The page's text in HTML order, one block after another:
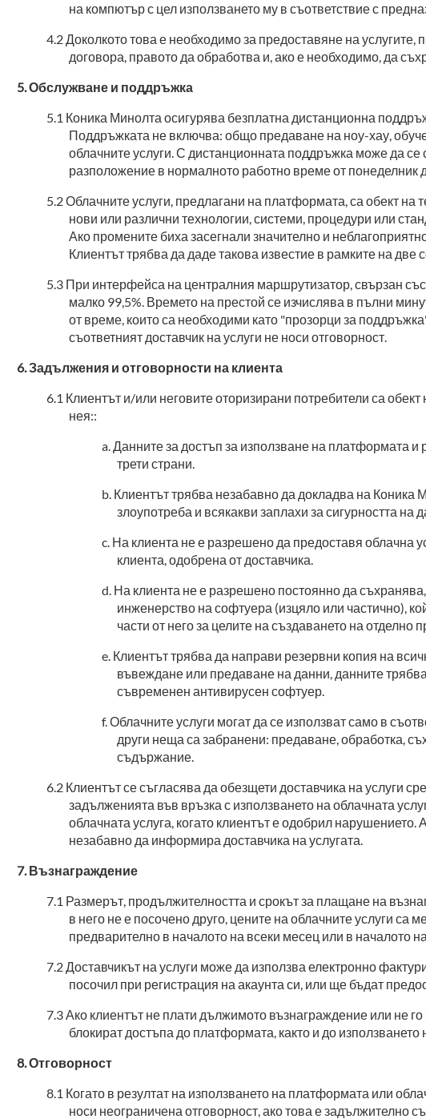
на компютър с цел използването му в съответствие с
Доколкото това е необходимо за предоставяне на услугите,
договора, правото да обработва и, ако е необходимо, да
Обслужване и поддръжка
Коника Минолта осигурява безплатна дистанционна
Поддръжката не включва: общо предаване на ноу-хау,
облачните услуги. С дистанционната поддръжка може да
разположение в нормалното работно време от понеделник
Облачните услуги, предлагани на платформата, са обект
нови или различни технологии, системи, процедури или
Ако промените биха засегнали значително и
Клиентът трябва да даде такова известие в рамките на
При интерфейса на централния маршрутизатор, свързан
малко 99,5%. Времето на престой се изчислява в пълни
от време, които са необходими като "прозорци за
съответният доставчик на услуги не носи отговорност.
Задължения и отговорности на клиента
Клиентът и/или неговите оторизирани потребители са
нея::
Данните за достъп за използване на платформата
трети страни.
Клиентът трябва незабавно да докладва на
злоупотреба и всякакви заплахи за сигурността
На клиента не е разрешено да предоставя облачна
клиента, одобрена от доставчика.
На клиента не е разрешено постоянно да
инженерство на софтуера (изцяло или частично),
части от него за целите на създаването на отделно
Клиентът трябва да направи резервни копия на
въвеждане или предаване на данни, данните
съвременен антивирусен софтуер.
Облачните услуги могат да се използват само в
други неща са забранени: предаване, обработка,
съдържание.
Клиентът се съгласява да обезщети доставчика на услуги
задълженията във връзка с използването на облачната
облачната услуга, когато клиентът е одобрил
незабавно да информира доставчика на услугата.
Възнаграждение
Размерът, продължителността и срокът за плащане на
в него не е посочено друго, цените на облачните услуги са
предварително в началото на всеки месец или в
Доставчикът на услуги може да използва електронно
посочил при регистрация на акаунта си, или ще бъдат
Ако клиентът не плати дължимото възнаграждение или не
блокират достъпа до платформата, както и до
Отговорност
Когато в резултат на използването на платформата или
носи неограничена отговорност, ако това е задължително